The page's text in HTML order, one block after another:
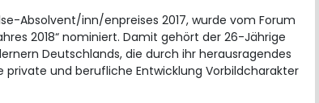
Absolvent/inn/enpreises 2017, wurde vom Forum
2018“ nominiert. Damit gehört der 26-Jährige
Deutschlands, die durch ihr herausragendes
und berufliche Entwicklung Vorbildcharakter